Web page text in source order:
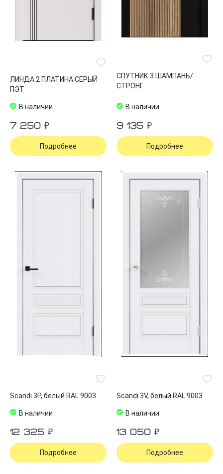
ЛИНДА 2 ПЛАТИНА СЕРЫЙ
ПЭТ
В наличии
7 250 ₽
Подробнее
СПУТНИК 3 ШАМПАНЬ/
СТРОНГ
В наличии
9 135 ₽
Подробнее
Scandi 3P, белый RAL 9003
В наличии
12 325 ₽
Подробнее
Scandi 3V, белый RAL 9003
В наличии
13 050 ₽
Подробнее